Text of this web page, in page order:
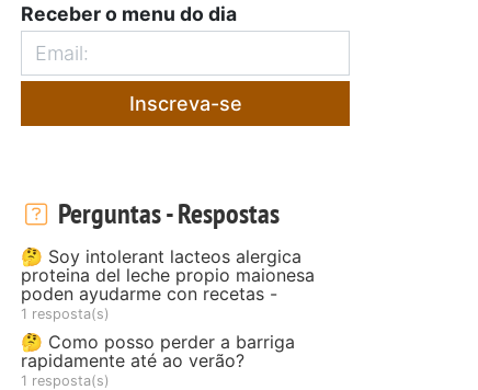
Receber o menu do dia
Inscreva-se
Perguntas - Respostas
🤔 Soy intolerant lacteos alergica
proteina del leche propio maionesa
poden ayudarme con recetas -
1 resposta(s)
🤔 Como posso perder a barriga
rapidamente até ao verão?
1 resposta(s)